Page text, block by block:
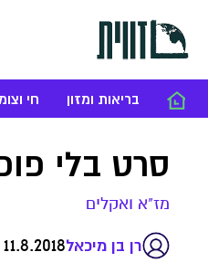
בריאות ומזון חי
סרט בלי
מז"א ואקלים
רן בן מיכאל11.8.2018